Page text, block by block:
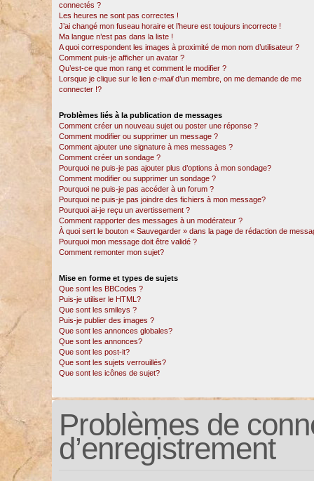
connectés ?
Les heures ne sont pas correctes !
J’ai changé mon fuseau horaire et l’heure est toujours incorrecte !
Ma langue n’est pas dans la liste !
A quoi correspondent les images à proximité de mon nom d’utilisateur ?
Comment puis-je afficher un avatar ?
Qu’est-ce que mon rang et comment le modifier ?
Lorsque je clique sur le lien e-maild’un membre, on me demande de me
connecter !?
Problèmes liés à la publication de messages
Comment créer un nouveau sujet ou poster une réponse ?
Comment modifier ou supprimer un message ?
Comment ajouter une signature à mes messages ?
Comment créer un sondage ?
Pourquoi ne puis-je pas ajouter plus d’options à mon sondage?
Comment modifier ou supprimer un sondage ?
Pourquoi ne puis-je pas accéder à un forum ?
Pourquoi ne puis-je pas joindre des fichiers à mon message?
Pourquoi ai-je reçu un avertissement ?
Comment rapporter des messages à un modérateur ?
À quoi sert le bouton « Sauvegarder » dans la page de rédaction de
Pourquoi mon message doit être validé ?
Comment remonter mon sujet?
Mise en forme et types de sujets
Que sont les BBCodes ?
Puis-je utiliser le HTML?
Que sont les smileys ?
Puis-je publier des images ?
Que sont les annonces globales?
Que sont les annonces?
Que sont les post-it?
Que sont les sujets verrouillés?
Que sont les icônes de sujet?
Problèmes de
d’enregistrement